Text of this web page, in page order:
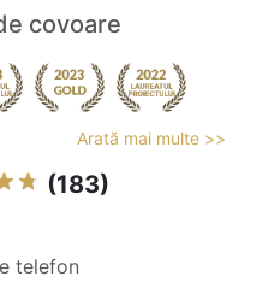
covoare
Arată mai multe >>
(183)
telefon